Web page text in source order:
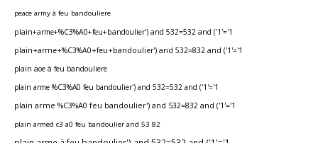
peace army à feu bandouliere
plain+arme+%C3%A0+feu+bandoulier') and 532=532 and ('1'='1
plain+arme+%C3%A0+feu+bandoulier') and 532=832 and ('1'='1
plain aoe à feu bandouliere
plain arme %C3%A0 feu bandoulier') and 532=532 and ('1'='1
plain arme %C3%A0 feu bandoulier') and 532=832 and ('1'='1
plain armed c3 a0 feu bandoulier and 53 82